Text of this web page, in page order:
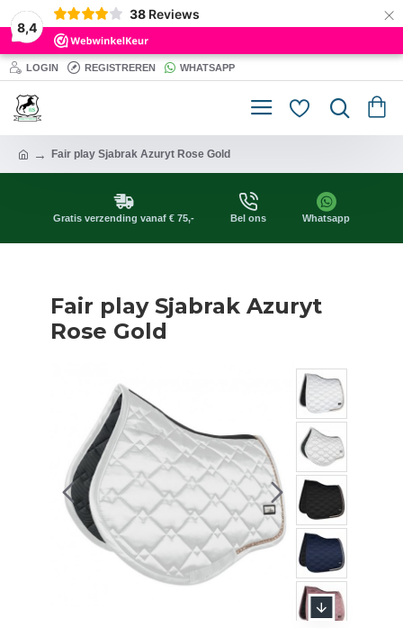
8,4
38 Reviews ×
LOGIN REGISTREREN WHATSAPP
Fair play Sjabrak Azuryt Rose Gold
Gratis verzending vanaf € 75,- Bel ons Whatsapp
Fair play Sjabrak Azuryt
Rose Gold